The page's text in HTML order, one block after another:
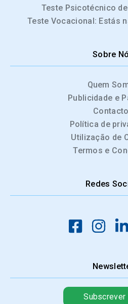
Teste Psicotécnico
Teste Vocacional: Estás
Sobre
Quem
Publicidade e
Política de
Utilização de
Termos e
Redes
Subscrever